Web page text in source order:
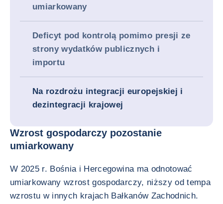
umiarkowany
Deficyt pod kontrolą pomimo presji ze
strony wydatków publicznych i
importu
Na rozdrożu integracji europejskiej i
dezintegracji krajowej
Wzrost gospodarczy pozostanie
umiarkowany
W 2025 r. Bośnia i Hercegowina ma odnotować
umiarkowany wzrost gospodarczy, niższy od tempa
wzrostu w innych krajach Bałkanów Zachodnich.